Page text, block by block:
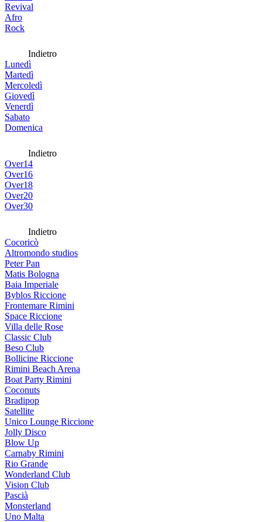
Revival
Afro
Rock
Indietro
Lunedì
Martedì
Mercoledì
Giovedì
Venerdì
Sabato
Domenica
Indietro
Over14
Over16
Over18
Over20
Over30
Indietro
Cocoricò
Altromondo studios
Peter Pan
Matis Bologna
Baia Imperiale
Byblos Riccione
Frontemare Rimini
Space Riccione
Villa delle Rose
Classic Club
Beso Club
Bollicine Riccione
Rimini Beach Arena
Boat Party Rimini
Coconuts
Bradipop
Satellite
Unico Lounge Riccione
Jolly Disco
Blow Up
Carnaby Rimini
Rio Grande
Wonderland Club
Vision Club
Pascià
Monsterland
Uno Malta